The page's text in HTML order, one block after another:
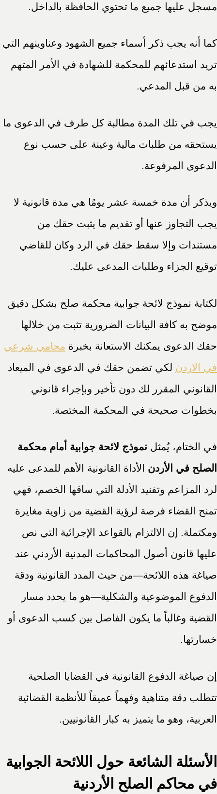
مسجل عليها جميع ما تحتوي الحافظة بالداخل.
كما أنه يجب ذكر أسماء جميع الشهود وعناوينهم التي
تريد استدعائهم للمحكمة للشهادة في الأمر المتهم
به من قبل المدعي.
يجب في تلك المدة مطالبة كل طرف في الدعوى ما
يستحقه من طلبات مالية وعينة على حسب نوع
الدعوى المرفوعة.
ويذكر أن مدة خمسة عشر يومًا هي مدة قانونية لا
يجب التجاوز عنها أو تقديم ما يثبت حقك من
مستندات وإلا سقط حقك في الرد وكان للقاضي
توقيع الجزاء وطلبات المدعى عليك.
لكتابة نموذج لائحة جوابية محكمة صلح بشكل دقيق
موضح به كافة البيانات الضرورية تثبت من خلالها
حقك الدعوى يمكنك الاستعانة بخبرة محامي شرعي
في الاردن لكي تضمن حقك في الدعوى في الميعاد
القانوني المقرر لك دون تأخير وبإجراء قانوني
بخطوات صحيحة في المحكمة المختصة.
في الختام، يُمثل نموذج لائحة جوابية أمام محكمة
الصلح في الأردن الأداة القانونية الأهم للمدعى عليه
لرد المزاعم وتفنيد الأدلة التي ساقها الخصم، فهي
تمنح القضاء فرصة لرؤية القضية من زاوية مغايرة
ومكتملة. إن الالتزام بالقواعد الإجرائية التي نص
عليها قانون أصول المحاكمات المدنية الأردني عند
صياغة هذه اللائحة—من حيث المدد القانونية ودقة
الدفوع الموضوعية والشكلية—هو ما يحدد مسار
القضية وغالباً ما يكون الفاصل بين كسب الدعوى أو
خسارتها.
إن صياغة الدفوع القانونية في القضايا الصلحية
تتطلب دقة متناهية وفهماً عميقاً للأنظمة القضائية
العربية، وهو ما يتميز به كبار القانونيين.
الأسئلة الشائعة حول اللائحة الجوابية
في محاكم الصلح الأردنية